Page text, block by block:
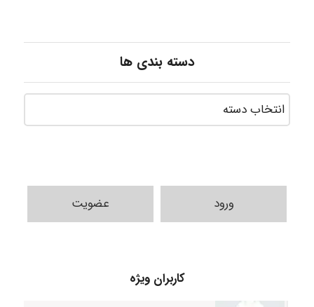
دسته بندی ها
ورود عضویت
کاربران ویژه